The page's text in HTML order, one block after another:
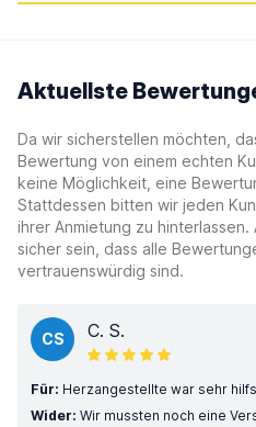
Aktuellste
Da wir sicherstellen möchten,
Bewertung von einem echten
keine Möglichkeit, eine
Stattdessen bitten wir jeden
ihrer Anmietung zu
sicher sein, dass alle
vertrauenswürdig sind.
CS C. S.
Für: Herzangestellte war sehr
Wider: Wir mussten noch eine